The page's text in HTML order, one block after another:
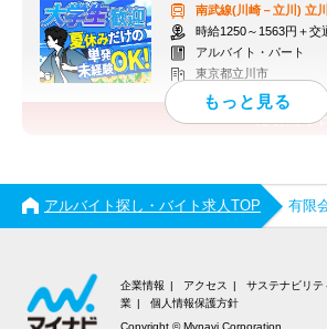
南武線(川崎－立川) 立
時給1250～1563円＋交
アルバイト・パート
東京都立川市
応募終了
アルバイト探し・バイト求人TOP 有限
企業情報 アクセス サステナビリテ
業
個人情報保護方針
Copyright © Mynavi Corporation